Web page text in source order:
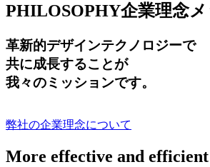
PHILOSOPHY企業理念
革新的デザインテクノロジーで
共に成長することが
我々のミッションです。
弊社の企業理念について
More effective and efficient